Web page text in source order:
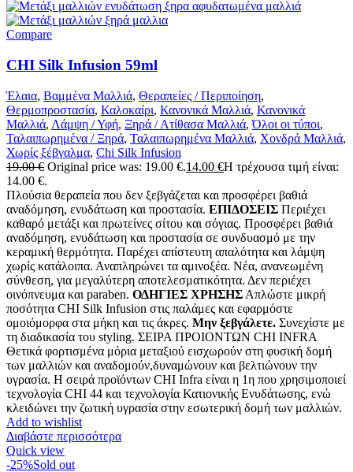
Compare
CHI Silk Infusion 59ml
Έλαια, Βαμμένα Μαλλιά, Θεραπείες / Περιποίηση,
Θερμοπροστασία, Καλοκαίρι, Κανονικά Μαλλιά, Κανονικά
Μαλλιά, Λάμψη / Υφή, Ξηρά / Ατίθασα Μαλλιά,Όλοι οι τύποι,
Ταλαιπωρημένα / Ξηρά, Ταλαιπωρημένα Μαλλιά, Χονδρά Μαλλιά,
Χωρίς ξέβγαλμα, Chi Silk Infusion
19.00€ Original price was: 19.00 €.14.00 €Η τρέχουσα τιμή είναι:
14.00 €.
Πλούσια θεραπεία που δεν ξεβγάζεται και προσφέρει βαθιά
αναδόμηση, ενυδάτωση και προστασία. ΕΠΙΔΟΣΕΙΣ Περιέχει
καθαρό μετάξι και πρωτείνες σίτου και σόγιας. Προσφέρει βαθιά
αναδόμηση, ενυδάτωση και προστασία σε συνδυασμό με την
κεραμική θερμότητα. Παρέχει απίστευτη απαλότητα και λάμψη
χωρίς κατάλοιπα. Αναπληρώνει τα αμινοξέα. Νέα, ανανεωμένη
σύνθεση, για μεγαλύτερη αποτελεσματικότητα. Δεν περιέχει
οινόπνευμα και paraben. ΟΔΗΓΙΕΣ ΧΡΗΣΗΣ Απλώστε μικρή
ποσότητα CHI Silk Infusion στις παλάμες και εφαρμόστε
ομοιόμορφα στα μήκη και τις άκρες. Μην ξεβγάλετε. Συνεχίστε με
τη διαδικασία του styling. ΣΕΙΡΑ ΠΡΟΙΟΝΤΩΝ CHI INFRA
Θετικά φορτισμένα μόρια μεταξιού εισχωρούν στη φυσική δομή
των μαλλιών και αναδομούν,δυναμώνουν και βελτιώνουν την
υγρασία. Η σειρά προϊόντων CHI Infra είναι η 1η που χρησιμοποιεί
τεχνολογία CHI 44 και τεχνολογία Κατιονικής Ενυδάτωσης, ενώ
κλειδώνει την ζωτική υγρασία στην εσωτερική δομή των μαλλιών.
Add to wishlist
Διαβάστε περισσότερα
Quick view
-25%Sold out